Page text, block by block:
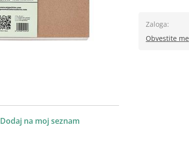
Dodaj na moj seznam
Zaloga:
Obvestite me